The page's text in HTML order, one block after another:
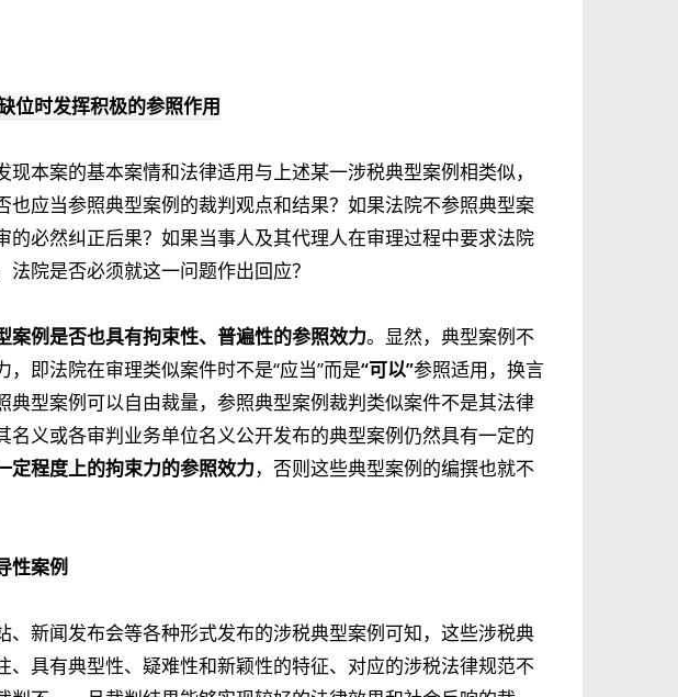
位时发挥积极的参照作用
本案的基本案情和法律适用与上述某一涉税典型案例相类似，
也应当参照典型案例的裁判观点和结果？如果法院不参照典型案
的必然纠正后果？如果当事人及其代理人在审理过程中要求法院
院是否必须就这一问题作出回应？
案例是否也具有拘束性、普遍性的参照效力。显然，典型案例不
即法院在审理类似案件时不是“应当”而是“可以”参照适用，换言
典型案例可以自由裁量，参照典型案例裁判类似案件不是其法律
名义或各审判业务单位名义公开发布的典型案例仍然具有一定的
定程度上的拘束力的参照效力，否则这些典型案例的编撰也就不
性案例
、新闻发布会等各种形式发布的涉税典型案例可知，这些涉税典
、具有典型性、疑难性和新颖性的特征、对应的涉税法律规范不